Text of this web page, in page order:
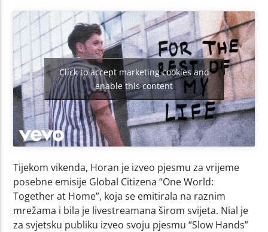
Click to accept marketing cookies and
enable this content
Tijekom vikenda, Horan je izveo pjesmu za vrijeme
posebne emisije Global Citizena “One World:
Together at Home”, koja se emitirala na raznim
mrežama i bila je livestreamana širom svijeta. Nial je
za svjetsku publiku izveo svoju pjesmu “Slow Hands”